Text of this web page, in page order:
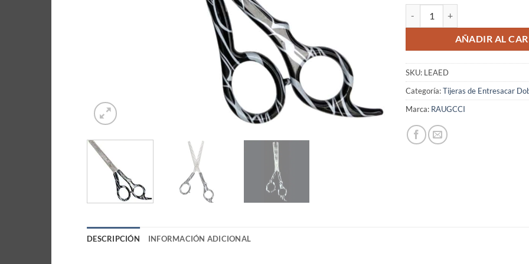
AÑADIR AL
SKU: LEAED
Categoría:Tijeras de Entresacar
Marca: RAUGCCI
DESCRIPCIÓN INFORMACIÓN ADICIONAL